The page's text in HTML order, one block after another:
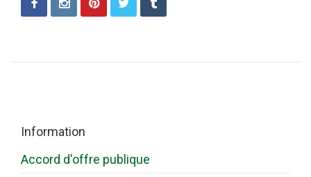
Information
Accord d'offre publique